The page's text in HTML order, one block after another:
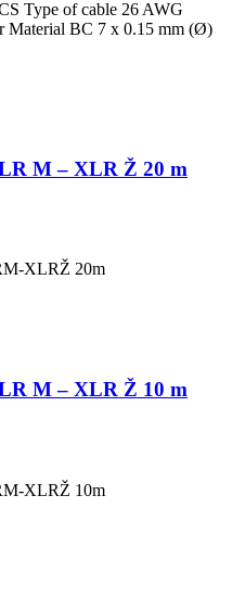
Type of cable 26 AWG
Material BC 7 x 0.15 mm (Ø)
M – XLR Ž 20 m
XLRŽ 20m
M – XLR Ž 10 m
XLRŽ 10m